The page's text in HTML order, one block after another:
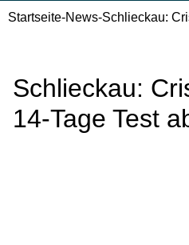
Startseite-News-Schlieckau:
Schlieckau:
14-Tage Test